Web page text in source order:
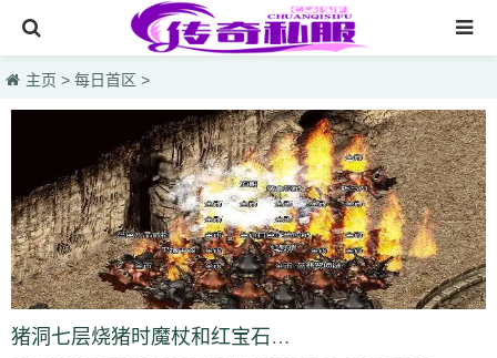
网站首页
今天新开传奇
今天热血私服
每日首区
今天新开发布网
主页 > 每日首区 >
猪洞七层烧猪时魔杖和红宝石戒指可提升魔法值至35点以上